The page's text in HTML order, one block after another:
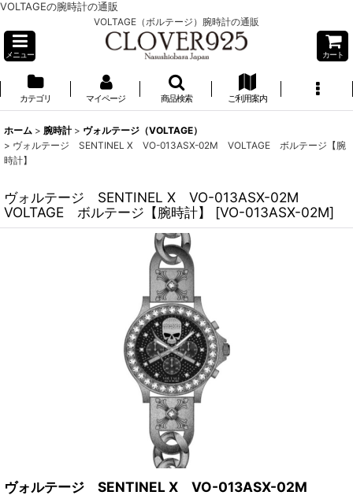
VOLTAGEの腕時計の通販
VOLTAGE（ボルテージ）腕時計の通販
メニュー カート
カテゴリ マイページ 商品検索 ご利用案内
ホーム > 腕時計 > ヴォルテージ（VOLTAGE）
> ヴォルテージ SENTINEL X VO-013ASX-02M VOLTAGE ボルテージ【腕
時計】
ヴォルテージ SENTINEL X VO-013ASX-02M
VOLTAGE ボルテージ【腕時計】
[VO-013ASX-02M]
ヴォルテージ SENTINEL X VO-013ASX-02M